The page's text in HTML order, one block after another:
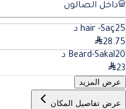
داخل الصالون
hair -Saç25
د
28.75
Beard-Sakal20
د
23
عرض المزيد
عرض تفاصيل المكان